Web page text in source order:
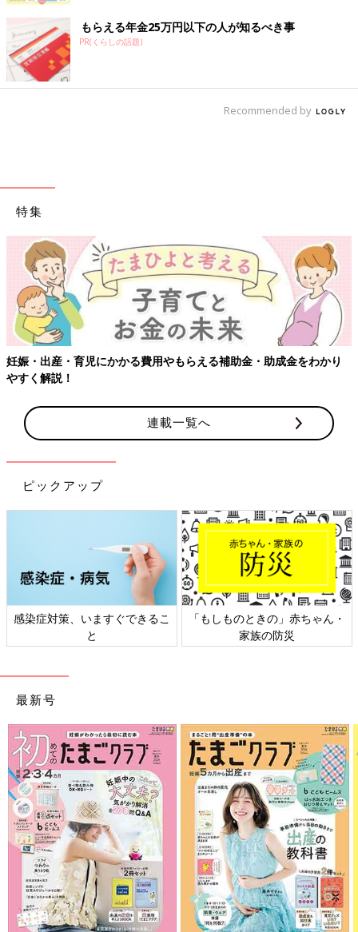
もらえる年金25万円以下の人が知るべき事
PR(くらしの話題)
Recommended by
特集
育児にかかる費用やもらえる補助金・助成金をわかり
【ワクチ
連載一覧へ
ピックアップ
対策、いますぐできるこ
「もしものときの」赤ちゃん・
家族の防災
日本
最新号